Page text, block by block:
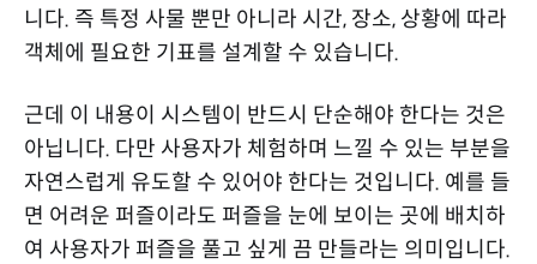
니다. 즉 특정 사물 뿐만 아니라 시간, 장소, 상황에 따라
객체에 필요한 기표를 설계할 수 있습니다.
근데 이 내용이 시스템이 반드시 단순해야 한다는 것은
아닙니다. 다만 사용자가 체험하며 느낄 수 있는 부분을
자연스럽게 유도할 수 있어야 한다는 것입니다. 예를 들
면 어려운 퍼즐이라도 퍼즐을 눈에 보이는 곳에 배치하
여 사용자가 퍼즐을 풀고 싶게 끔 만들라는 의미입니다.